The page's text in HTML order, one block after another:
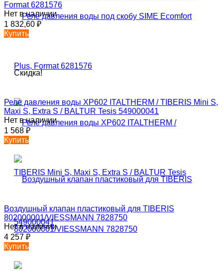
Format 6281576
Нет в наличии
1 832,60 ₽
Купить
Скидка!
Реле давления воды XP602 ITALTHERM / TIBERIS Mini S,
Maxi S, Extra S / BALTUR Tesis 549000041
Нет в наличии
1 568 ₽
Купить
Воздушный клапан пластиковый для TIBERIS
802000001/VIESSMANN 7828750
Нет в наличии
4 257 ₽
Купить